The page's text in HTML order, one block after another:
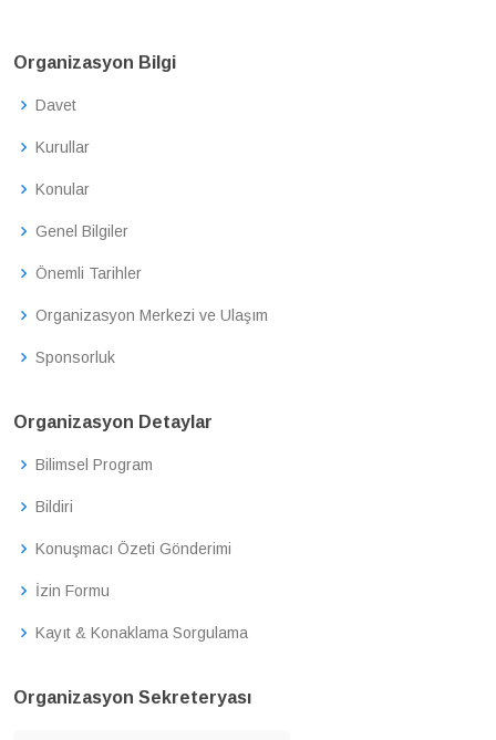
Organizasyon Bilgi
Davet
Kurullar
Konular
Genel Bilgiler
Önemli Tarihler
Organizasyon Merkezi ve Ulaşım
Sponsorluk
Organizasyon Detaylar
Bilimsel Program
Bildiri
Konuşmacı Özeti Gönderimi
İzin Formu
Kayıt & Konaklama Sorgulama
Organizasyon Sekreteryası